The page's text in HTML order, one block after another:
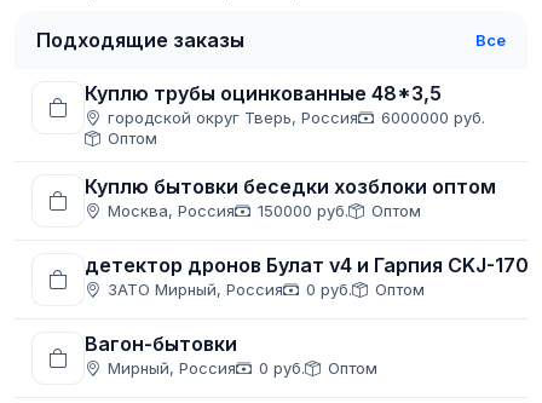
Подходящие заказы Все
Куплю трубы оцинкованные 48*3,5
городской округ Тверь, Россия
6000000 руб.
Оптом
Куплю бытовки беседки хозблоки оптом
Москва, Россия 150000 руб. Оптом
детектор дронов Булат v4 и Гарпия CKJ-1708
ЗАТО Мирный, Россия 0 руб. Оптом
Вагон-бытовки
Мирный, Россия 0 руб. Оптом